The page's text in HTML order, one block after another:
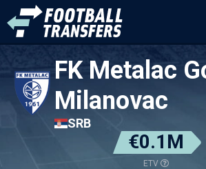
FK Metalac
Milanovac
SRB
€0.1M
ETV